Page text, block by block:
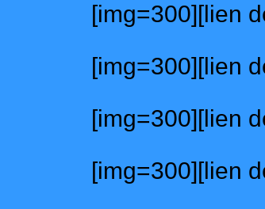
[img=300][lien
[img=300][lien
[img=300][lien
[img=300][lien